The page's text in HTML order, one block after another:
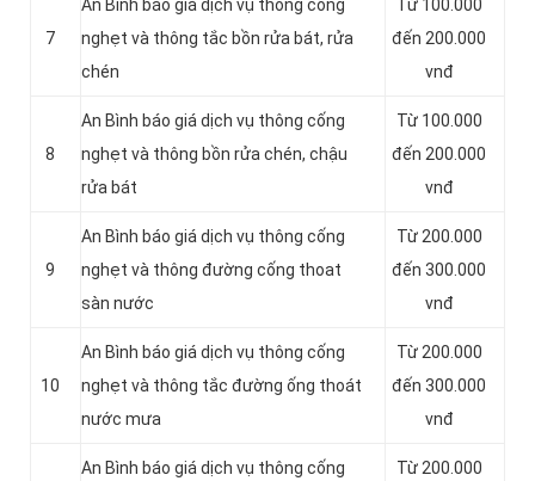
7
An Bình báo giá dịch vụ thông cống
nghẹt và thông tắc bồn rửa bát, rửa
chén
Từ 100.000
đến 200.000
vnđ
8
An Bình báo giá dịch vụ thông cống
nghẹt và thông bồn rửa chén, chậu
rửa bát
Từ 100.000
đến 200.000
vnđ
9
An Bình báo giá dịch vụ thông cống
nghẹt và thông đường cống thoat
sàn nước
Từ 200.000
đến 300.000
vnđ
10
An Bình báo giá dịch vụ thông cống
nghẹt và thông tắc đường ống thoát
nước mưa
Từ 200.000
đến 300.000
vnđ
An Bình báo giá dịch vụ thông cống
Từ 200.000